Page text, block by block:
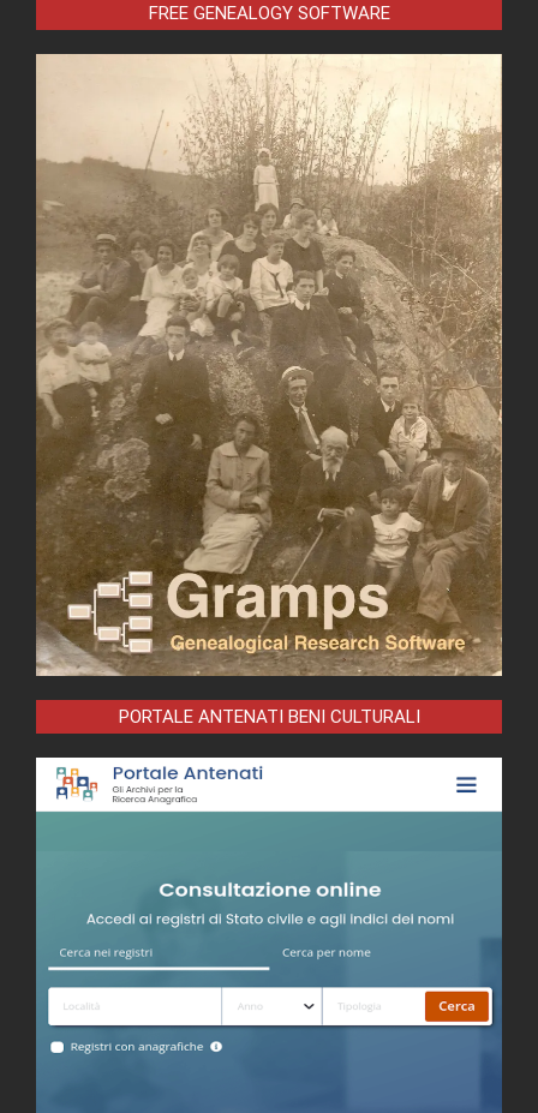
FREE GENEALOGY SOFTWARE
PORTALE ANTENATI BENI CULTURALI